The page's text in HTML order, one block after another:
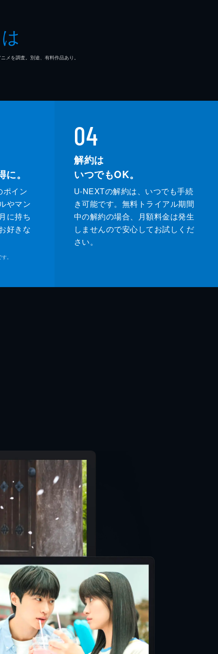
を調査。別途、有料作品あり。
。
ポイン
やマン
に持ち
好きな
。
04
解約は
いつでもOK。
U-NEXTの解約は、いつでも手続
き可能です。無料トライアル期間
中の解約の場合、月額料金は発生
しませんので安心してお試しくだ
さい。